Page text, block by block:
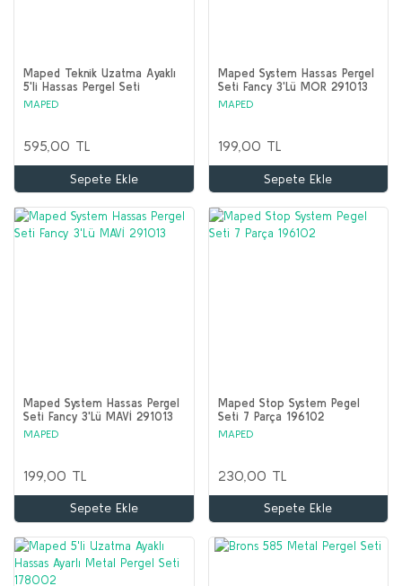
Maped Teknik Uzatma Ayaklı
5'li Hassas Pergel Seti
MAPED
595,00 TL
Sepete Ekle
Maped System Hassas Pergel
Seti Fancy 3'Lü MOR 291013
MAPED
199,00 TL
Sepete Ekle
Maped System Hassas Pergel
Seti Fancy 3'Lü MAVİ 291013
MAPED
199,00 TL
Sepete Ekle
Maped Stop System Pegel
Seti 7 Parça 196102
MAPED
230,00 TL
Sepete Ekle